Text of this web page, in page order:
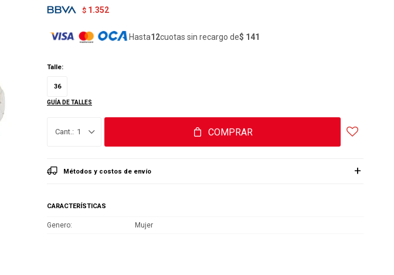
$ 1.352
Hasta12cuotas sin recargo de$ 141
Talle:
36
GUÍA DE TALLES
1 COMPRAR
Métodos y costos de envío
CARACTERÍSTICAS
Genero Mujer